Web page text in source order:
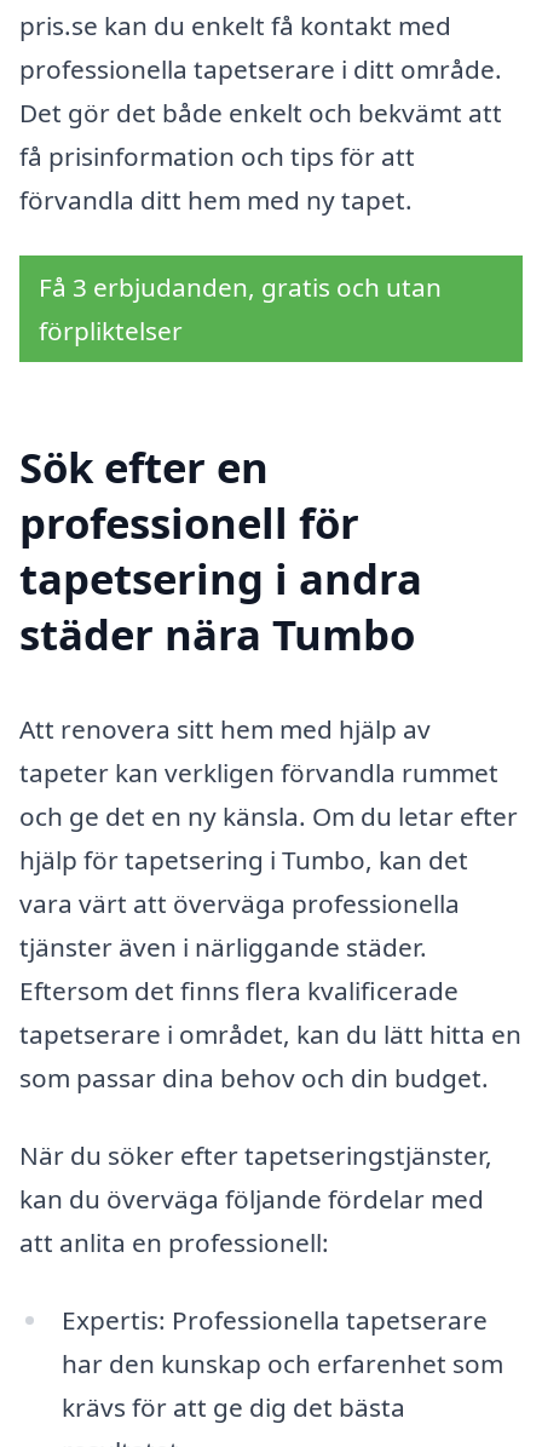
pris.se kan du enkelt få kontakt med
professionella tapetserare i ditt område.
Det gör det både enkelt och bekvämt att
få prisinformation och tips för att
förvandla ditt hem med ny tapet.
Få 3 erbjudanden, gratis och utan
förpliktelser
Sök efter en
professionell för
tapetsering i andra
städer nära Tumbo
Att renovera sitt hem med hjälp av
tapeter kan verkligen förvandla rummet
och ge det en ny känsla. Om du letar efter
hjälp för tapetsering i Tumbo, kan det
vara värt att överväga professionella
tjänster även i närliggande städer.
Eftersom det finns flera kvalificerade
tapetserare i området, kan du lätt hitta en
som passar dina behov och din budget.
När du söker efter tapetseringstjänster,
kan du överväga följande fördelar med
att anlita en professionell:
Expertis: Professionella tapetserare
har den kunskap och erfarenhet som
krävs för att ge dig det bästa